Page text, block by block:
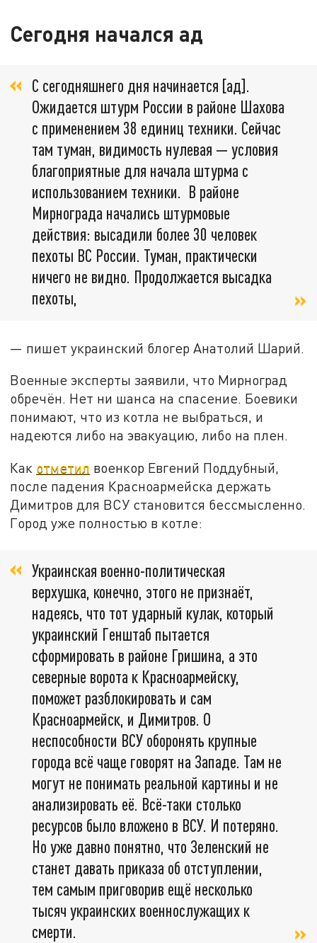
Сегодня начался ад
С сегодняшнего дня начинается [ад].
Ожидается штурм России в районе Шахова
с применением 38 единиц техники. Сейчас
там туман, видимость нулевая — условия
благоприятные для начала штурма с
использованием техники. В районе
Мирнограда начались штурмовые
действия: высадили более 30 человек
пехоты ВС России. Туман, практически
ничего не видно. Продолжается высадка
пехоты,
— пишет украинский блогер Анатолий Шарий.
Военные эксперты заявили, что Мирноград
обречён. Нет ни шанса на спасение. Боевики
понимают, что из котла не выбраться, и
надеются либо на эвакуацию, либо на плен.
Как отметил военкор Евгений Поддубный,
после падения Красноармейска держать
Димитров для ВСУ становится бессмысленно.
Город уже полностью в котле:
Украинская военно-политическая
верхушка, конечно, этого не признаёт,
надеясь, что тот ударный кулак, который
украинский Генштаб пытается
сформировать в районе Гришина, а это
северные ворота к Красноармейску,
поможет разблокировать и сам
Красноармейск, и Димитров. О
неспособности ВСУ оборонять крупные
города всё чаще говорят на Западе. Там не
могут не понимать реальной картины и не
анализировать её. Всё-таки столько
ресурсов было вложено в ВСУ. И потеряно.
Но уже давно понятно, что Зеленский не
станет давать приказа об отступлении,
тем самым приговорив ещё несколько
тысяч украинских военнослужащих к
смерти.